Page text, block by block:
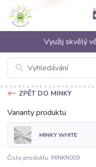
Využij skvělý
ZPĚT DO MINKY
Varianty produktu
MINKY WHITE
Číslo produktu: MINKN009